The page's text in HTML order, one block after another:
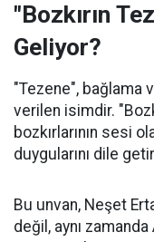
"Bozkırın
Geliyor?
"Tezene", bağlama
verilen isimdir.
bozkırlarının sesi
duygularını dile
Bu unvan, Neşet
değil, aynı zamanda